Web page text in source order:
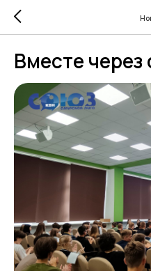
Вместе через